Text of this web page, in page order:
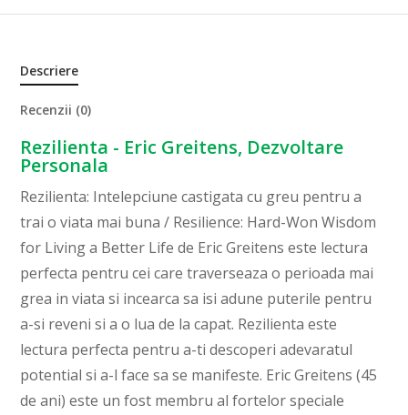
Descriere
Recenzii (0)
Rezilienta - Eric Greitens, Dezvoltare
Personala
Rezilienta: Intelepciune castigata cu greu pentru a
trai o viata mai buna / Resilience: Hard-Won Wisdom
for Living a Better Life de Eric Greitens este lectura
perfecta pentru cei care traverseaza o perioada mai
grea in viata si incearca sa isi adune puterile pentru
a-si reveni si a o lua de la capat. Rezilienta este
lectura perfecta pentru a-ti descoperi adevaratul
potential si a-l face sa se manifeste. Eric Greitens (45
de ani) este un fost membru al fortelor speciale